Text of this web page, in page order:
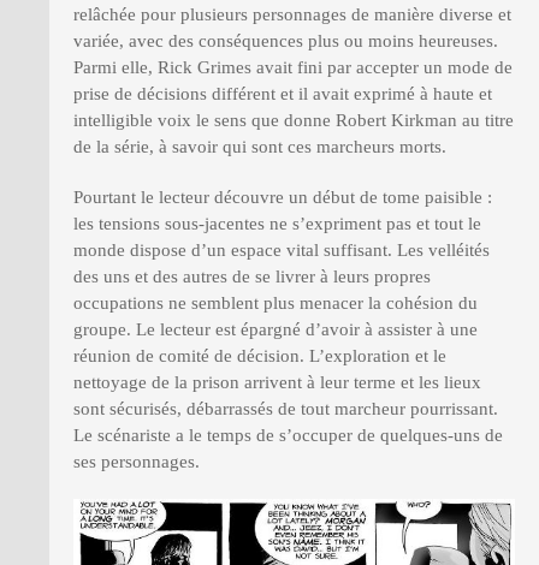
relâchée pour plusieurs personnages de manière diverse et
variée, avec des conséquences plus ou moins heureuses.
Parmi elle, Rick Grimes avait fini par accepter un mode de
prise de décisions différent et il avait exprimé à haute et
intelligible voix le sens que donne Robert Kirkman au titre
de la série, à savoir qui sont ces marcheurs morts.
Pourtant le lecteur découvre un début de tome paisible :
les tensions sous-jacentes ne s’expriment pas et tout le
monde dispose d’un espace vital suffisant. Les velléités
des uns et des autres de se livrer à leurs propres
occupations ne semblent plus menacer la cohésion du
groupe. Le lecteur est épargné d’avoir à assister à une
réunion de comité de décision. L’exploration et le
nettoyage de la prison arrivent à leur terme et les lieux
sont sécurisés, débarrassés de tout marcheur pourrissant.
Le scénariste a le temps de s’occuper de quelques-uns de
ses personnages.